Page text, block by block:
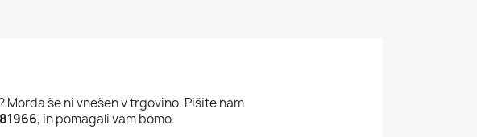
še ni vnešen v trgovino. Pišite nam
, in pomagali vam bomo.